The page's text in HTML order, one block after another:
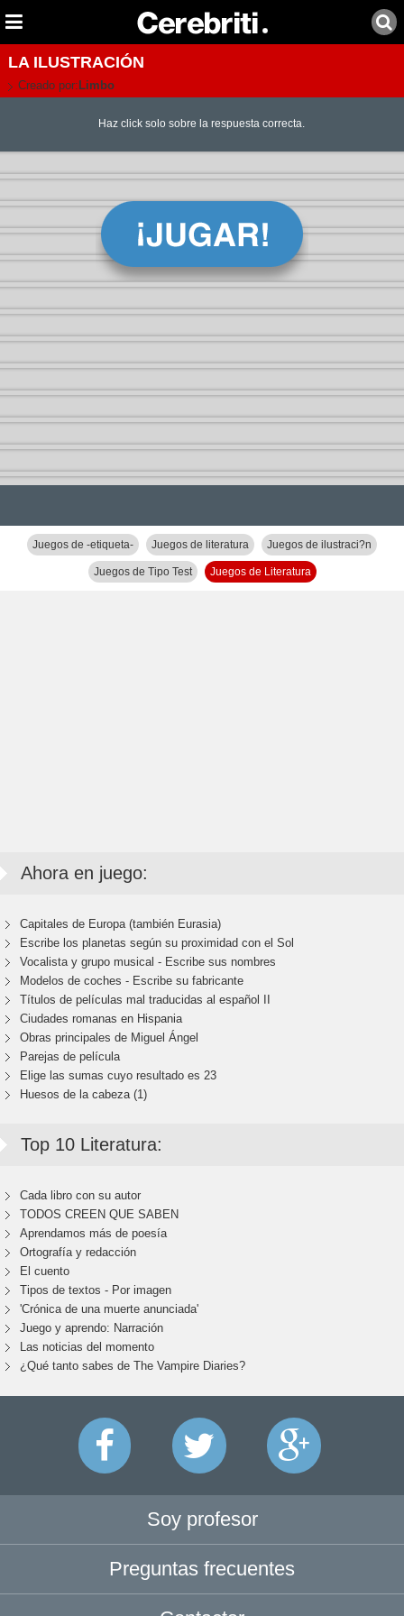
LA ILUSTRACIÓN
Creado por: Limbo
Haz click solo sobre la respuesta correcta.
Juegos de -etiqueta- Juegos de literatura Juegos de ilustraci?n
Juegos de Tipo Test Juegos de Literatura
Ahora en juego:
Capitales de Europa (también Eurasia)
Escribe los planetas según su proximidad con el Sol
Vocalista y grupo musical - Escribe sus nombres
Modelos de coches - Escribe su fabricante
Títulos de películas mal traducidas al español II
Ciudades romanas en Hispania
Obras principales de Miguel Ángel
Parejas de película
Elige las sumas cuyo resultado es 23
Huesos de la cabeza (1)
Top 10 Literatura:
Cada libro con su autor
TODOS CREEN QUE SABEN
Aprendamos más de poesía
Ortografía y redacción
El cuento
Tipos de textos - Por imagen
'Crónica de una muerte anunciada'
Juego y aprendo: Narración
Las noticias del momento
¿Qué tanto sabes de The Vampire Diaries?
Soy profesor
Preguntas frecuentes